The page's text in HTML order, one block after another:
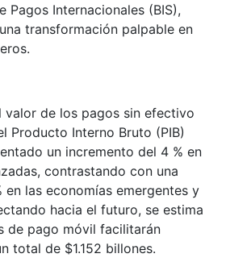
Pagos Internacionales (BIS),
transformación palpable en
valor de los pagos sin efectivo
Producto Interno Bruto (PIB)
un incremento del 4 % en
contrastando con una
en las economías emergentes y
hacia el futuro, se estima
de pago móvil facilitarán
total de $1.152 billones.